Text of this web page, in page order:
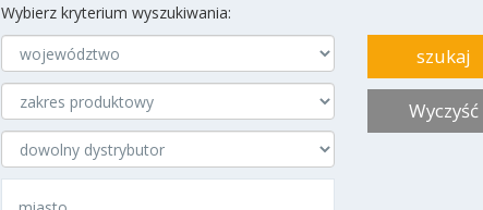
Wybierz kryterium wyszukiwania:
Wyczyść